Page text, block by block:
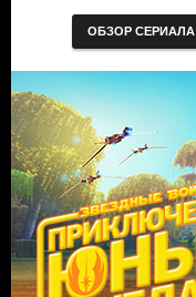
ОБЗОР СЕРИАЛА